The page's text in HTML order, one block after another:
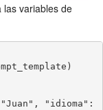
las variables de
"idioma":